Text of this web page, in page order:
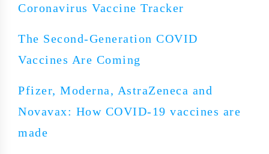
Coronavirus Vaccine Tracker
The Second-Generation COVID
Vaccines Are Coming
Pfizer, Moderna, AstraZeneca and
Novavax: How COVID-19 vaccines are
made